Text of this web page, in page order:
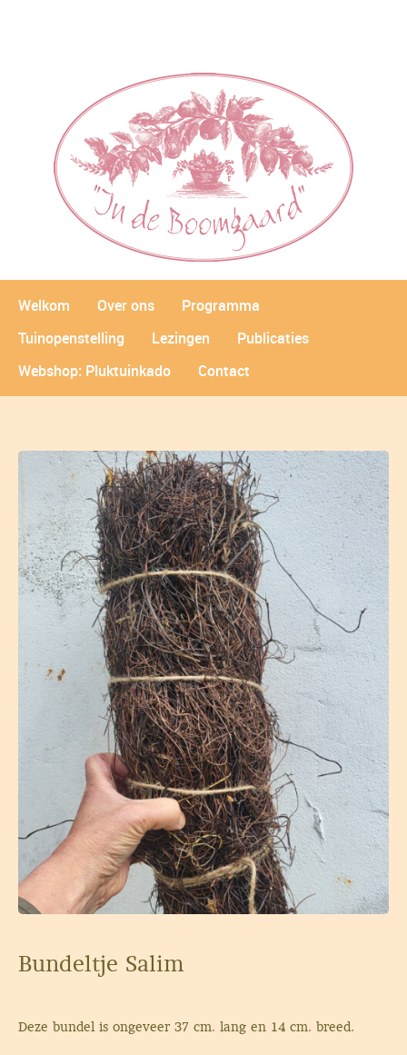
Welkom Over ons
Programma
Tuinopenstelling
Lezingen
Publicaties
Webshop: Pluktuinkado
Contact
Bundeltje Salim
Deze bundel is ongeveer 37 cm. lang en 14 cm. breed.